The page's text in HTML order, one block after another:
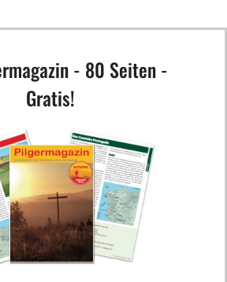
- 80 Seiten -
Gratis!